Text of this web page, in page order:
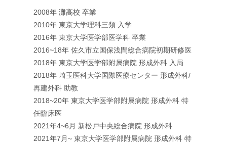
2008年 灘高校 卒業
2010年 東京大学理科三類 入学
2016年 東京大学医学部医学科 卒業
2016~18年 佐久市立国保浅間総合病院初期研修医
2018年 東京大学医学部附属病院 形成外科 入局
2018年 埼玉医科大学国際医療センター 形成外科/
再建外科 助教
2018~20年 東京大学医学部附属病院 形成外科 特
任臨床医
2021年4~6月 新松戸中央総合病院 形成外科
2021年7月~ 東京大学医学部附属病院 形成外科 特